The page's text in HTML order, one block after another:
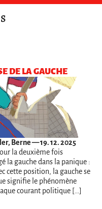
DE LA GAUCHE
Berne — 19. 12. 2025
la deuxième fois
la gauche dans la panique :
cette position, la gauche se
signifie le phénomène
courant politique […]